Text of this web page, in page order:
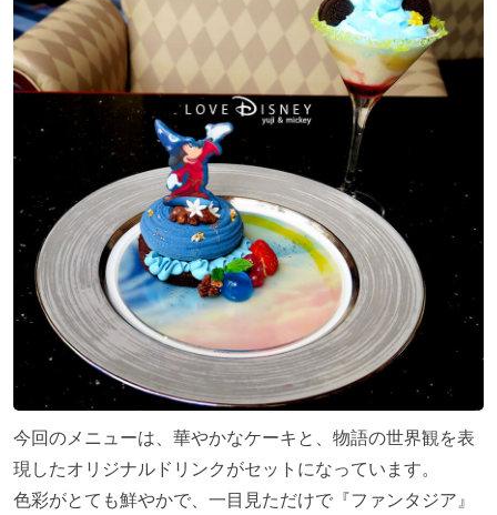
今回のメニューは、華やかなケーキと、物語の世界観を表
現したオリジナルドリンクがセットになっています。
色彩がとても鮮やかで、一目見ただけで『ファンタジア』